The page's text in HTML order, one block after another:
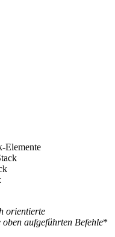
Elemente
orientierte
oben aufgeführten Befehle*